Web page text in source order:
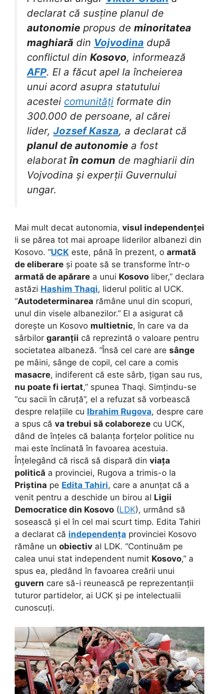
declarat că susține planul de
autonomie propus de minoritatea
maghiară din Vojvodina după
conflictul din Kosovo, informează
AFP. El a făcut apel la încheierea
unui acord asupra statutului
acestei comunități formate din
300.000 de persoane, al cărei
lider, Jozsef Kasza, a declarat că
planul de autonomie a fost
elaborat în comun de maghiarii din
Vojvodina și experții Guvernului
ungar.
Mai mult decat autonomia, visul independenței
li se părea tot mai aproape liderilor albanezi din
Kosovo. “UCK este, până în prezent, o armată
de eliberare și poate să se transforme într-o
armată de apărare a unui Kosovo liber,” declara
astăzi Hashim Thaqi, liderul politic al UCK.
“Autodeterminarea rămâne unul din scopuri,
unul din visele albanezilor.” El a asigurat că
dorește un Kosovo multietnic, în care va da
sârbilor garanții că reprezintă o valoare pentru
societatea albaneză. “Însă cel care are sânge
pe mâini, sânge de copil, cel care a comis
masacre, indiferent că este sârb, țigan sau rus,
nu poate fi iertat,” spunea Thaqi. Simțindu-se
“cu sacii în căruță”, el a refuzat să vorbească
despre relațiile cu Ibrahim Rugova, despre care
a spus că va trebui să colaboreze cu UCK,
dând de înțeles că balanța forțelor politice nu
mai este înclinată în favoarea acestuia.
Înțelegând că riscă să dispară din viața
politică a provinciei, Rugova a trimis-o la
Priștina pe Edita Tahiri, care a anunțat că a
venit pentru a deschide un birou al Ligii
Democratice din Kosovo (LDK), urmând să
sosească și el în cel mai scurt timp. Edita Tahiri
a declarat că independența provinciei Kosovo
rămâne un obiectiv al LDK. “Continuăm pe
calea unui stat independent numit Kosovo,” a
spus ea, pledând în favoarea creării unui
guvern care să-i reunească pe reprezentanții
tuturor partidelor, ai UCK și pe intelectualii
cunoscuți.